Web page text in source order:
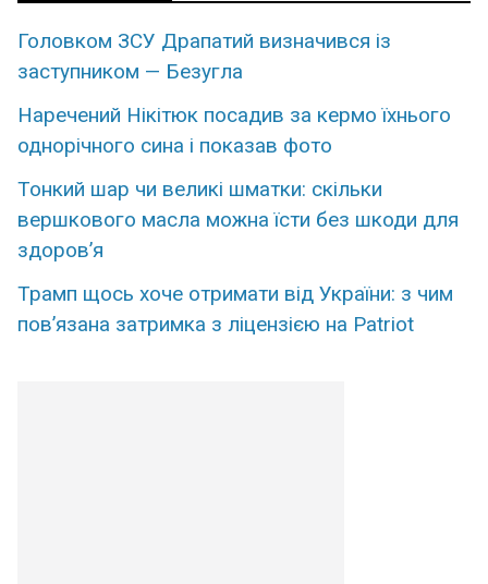
Головком ЗСУ Драпатий визначився із
заступником — Безугла
Наречений Нікітюк посадив за кермо їхнього
однорічного сина і показав фото
Тонкий шар чи великі шматки: скільки
вершкового масла можна їсти без шкоди для
здоров’я
Трамп щось хоче отримати від України: з чим
пов’язана затримка з ліцензією на Patriot